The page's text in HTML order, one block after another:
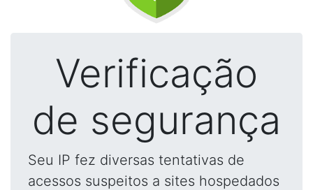
Verificação
de segurança
Seu IP fez diversas tentativas de
acessos suspeitos a sites hospedados